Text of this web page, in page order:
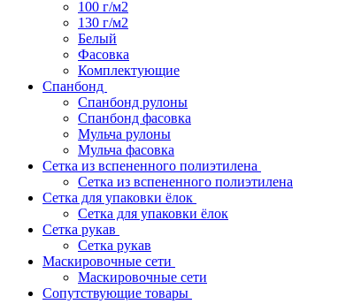
100 г/м2
130 г/м2
Белый
Фасовка
Комплектующие
Спанбонд
Спанбонд рулоны
Спанбонд фасовка
Мульча рулоны
Мульча фасовка
Сетка из вспененного полиэтилена
Сетка из вспененного полиэтилена
Сетка для упаковки ёлок
Сетка для упаковки ёлок
Сетка рукав
Сетка рукав
Маскировочные сети
Маскировочные сети
Сопутствующие товары